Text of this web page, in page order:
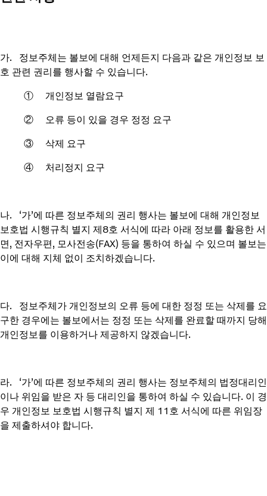
가. 정보주체는 볼보에 대해 언제든지 다음과 같은 개인정보 보
호 관련 권리를 행사할 수 있습니다.
① 개인정보 열람요구
② 오류 등이 있을 경우 정정 요구
③ 삭제 요구
④ 처리정지 요구
나. ‘가’에 따른 정보주체의 권리 행사는 볼보에 대해 개인정보
보호법 시행규칙 별지 제8호 서식에 따라 아래 정보를 활용한 서
면, 전자우편, 모사전송(FAX) 등을 통하여 하실 수 있으며 볼보는
이에 대해 지체 없이 조치하겠습니다.
다. 정보주체가 개인정보의 오류 등에 대한 정정 또는 삭제를 요
구한 경우에는 볼보에서는 정정 또는 삭제를 완료할 때까지 당해
개인정보를 이용하거나 제공하지 않겠습니다.
라. ‘가’에 따른 정보주체의 권리 행사는 정보주체의 법정대리인
이나 위임을 받은 자 등 대리인을 통하여 하실 수 있습니다. 이 경
우 개인정보 보호법 시행규칙 별지 제 11호 서식에 따른 위임장
을 제출하셔야 합니다.